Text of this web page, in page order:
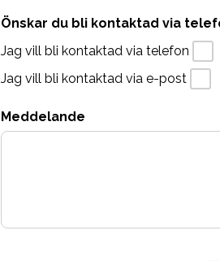
Önskar du bli kontaktad via
Jag vill bli kontaktad via telefon
Jag vill bli kontaktad via e-post
Meddelande